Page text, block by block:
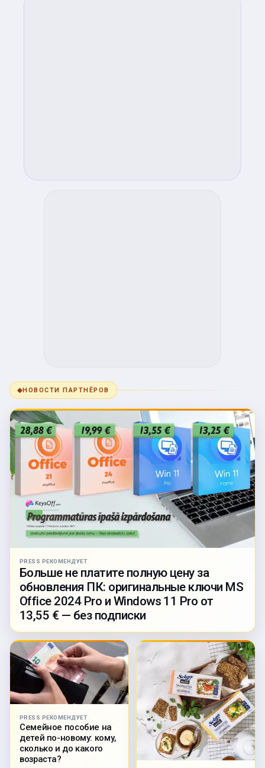
◆НОВОСТИ ПАРТНЁРОВ
PRESS РЕКОМЕНДУЕТ
Больше не платите полную цену за
обновления ПК: оригинальные ключи MS
Office 2024 Pro и Windows 11 Pro от
13,55 € — без подписки
PRESS РЕКОМЕНДУЕТ
Семейное пособие на
детей по-новому: кому,
сколько и до какого
возраста?